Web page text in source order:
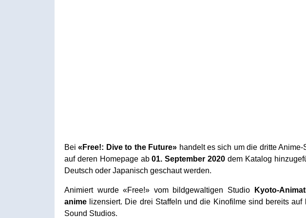
Bei«Free!: Dive to the Future» handelt es sich um die dritte
auf deren Homepage ab01. September 2020 dem Katalog
Deutsch oder Japanisch geschaut werden.
Animiert wurde «Free!» vom bildgewaltigen Studio Kyoto-
anime lizensiert. Die drei Staffeln und die Kinofilme sind bereits auf
Sound Studios.